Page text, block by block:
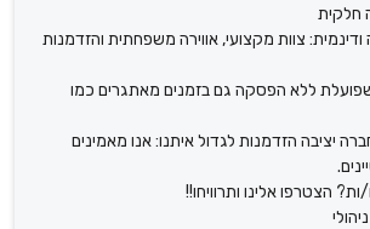
חלקית
צוות מקצועי, אווירה משפחתית והזדמנות
שפועלת ללא הפסקה גם בזמנים מאתגרים כמו
יציבה הזדמנות לגדול איתנו: אנו מאמינים
הצטרפו אלינו ותרוויחו!!